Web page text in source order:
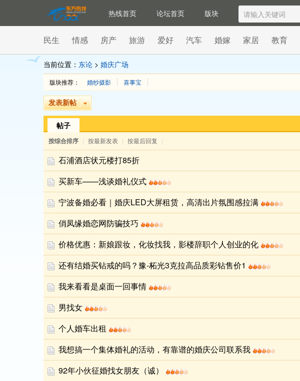
热线首页 论坛首页 版块
民生 情感 房产 旅游 爱好 汽车 婚嫁 家居 教育
当前位置： 东论 > 婚庆广场
版块推荐： 婚纱摄影 喜事宝
发表新帖
帖子
按综合排序 | 按最新发表 | 按最后回复 |
石浦酒店状元楼打85折
买新车——浅谈婚礼仪式
宁波备婚必看｜婚庆LED大屏租赁，高清出片氛围感拉满
俏凤缘婚恋网防骗技巧
价格优惠：新娘跟妆，化妆找我，影楼辞职个人创业的化
还有结婚买钻戒的吗？豫-柘光3克拉高品质彩钻售价1
我来看看是桌面一回事情
男找女
个人婚车出租
我想搞一个集体婚礼的活动，有靠谱的婚庆公司联系我
92年小伙征婚找女朋友（诚）